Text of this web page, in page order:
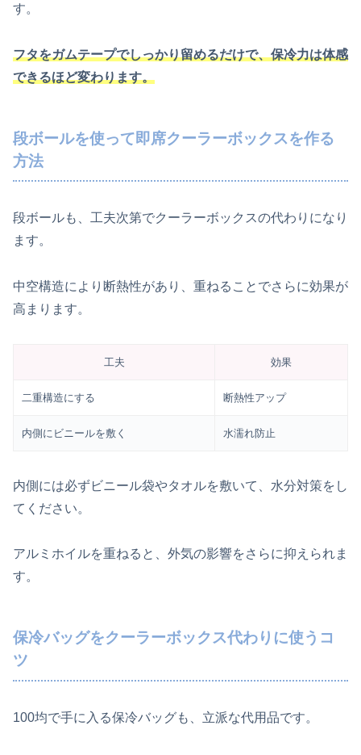
す。
フタをガムテープでしっかり留めるだけで、保冷力は体感
できるほど変わります。
段ボールを使って即席クーラーボックスを作る
方法
段ボールも、工夫次第でクーラーボックスの代わりになり
ます。
中空構造により断熱性があり、重ねることでさらに効果が
高まります。
工夫 効果
二重構造にする 断熱性アップ
内側にビニールを敷く 水濡れ防止
内側には必ずビニール袋やタオルを敷いて、水分対策をし
てください。
アルミホイルを重ねると、外気の影響をさらに抑えられま
す。
保冷バッグをクーラーボックス代わりに使うコ
ツ
100均で手に入る保冷バッグも、立派な代用品です。